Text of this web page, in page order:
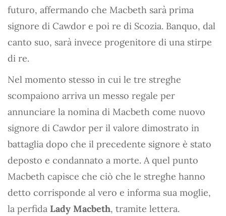
futuro, affermando che Macbeth sarà prima
signore di Cawdor e poi re di Scozia. Banquo, dal
canto suo, sarà invece progenitore di una stirpe
di re.
Nel momento stesso in cui le tre streghe
scompaiono arriva un messo regale per
annunciare la nomina di Macbeth come nuovo
signore di Cawdor per il valore dimostrato in
battaglia dopo che il precedente signore è stato
deposto e condannato a morte. A quel punto
Macbeth capisce che ciò che le streghe hanno
detto corrisponde al vero e informa sua moglie,
la perfida Lady Macbeth, tramite lettera.